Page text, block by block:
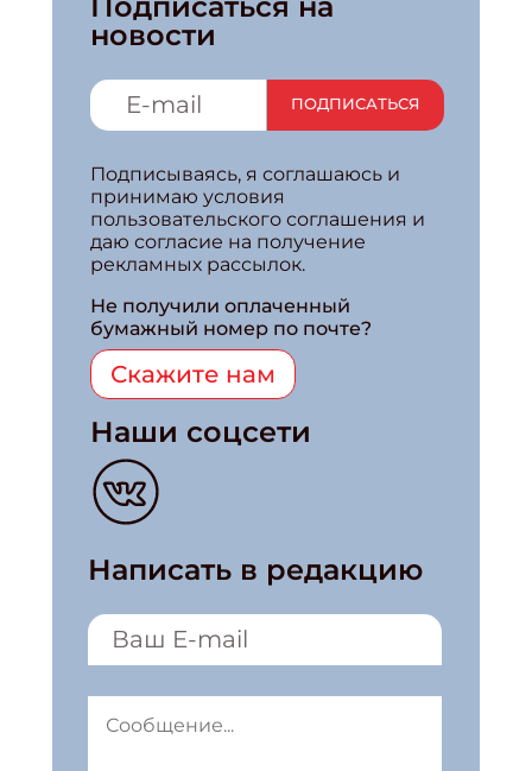
новости
ПОДПИСАТЬСЯ
Подписываясь, я соглашаюсь и
принимаю условия
пользовательского соглашения и
даю согласие на получение
рекламных рассылок.
Не получили оплаченный
бумажный номер по почте?
Скажите нам
Наши соцсети
Написать в редакцию